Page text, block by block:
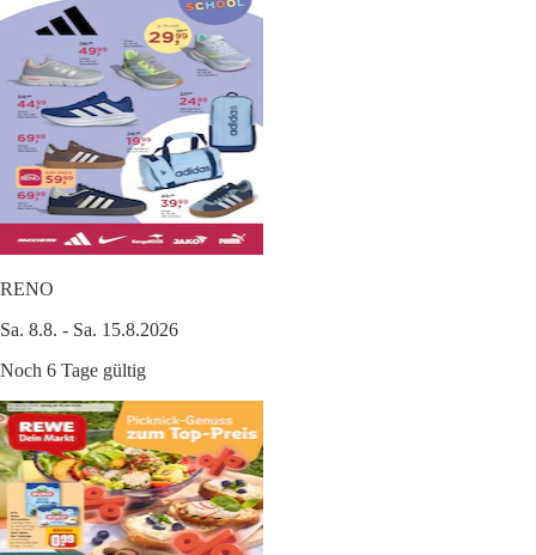
RENO
Sa. 8.8. - Sa. 15.8.2026
Noch 6 Tage gültig